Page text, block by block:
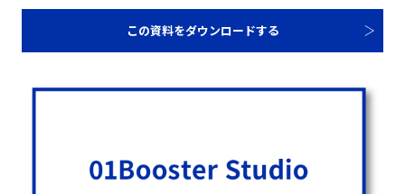
この資料をダウンロードする